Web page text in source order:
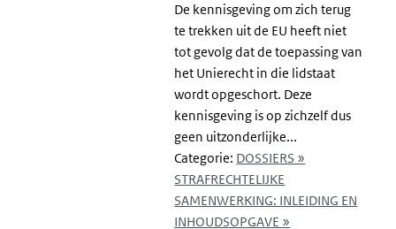
De kennisgeving om zich terug
te trekken uit de EU heeft niet
tot gevolg dat de toepassing van
het Unierecht in die lidstaat
wordt opgeschort. Deze
kennisgeving is op zichzelf dus
geen uitzonderlijke...
Categorie: DOSSIERS »
STRAFRECHTELIJKE
SAMENWERKING: INLEIDING EN
INHOUDSOPGAVE »